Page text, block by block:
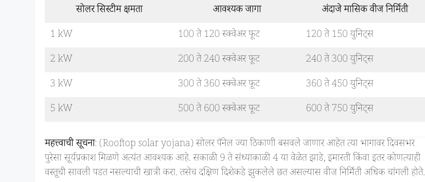
सोलर सिस्टीम क्षमता
आवश्यक जागा
अंदाजे मासिक वीज निर्मिती
1 kW
100 ते 120 स्क्वेअर फूट
120 ते 150 युनिट्स
2 kW
200 ते 240 स्क्वेअर फूट
240 ते 300 युनिट्स
3 kW
300 ते 360 स्क्वेअर फूट
360 ते 450 युनिट्स
5 kW
500 ते 600 स्क्वेअर फूट 600 ते 750 युनिट्स
महत्त्वाची सूचना: (Rooftop solar yojana) सोलर पॅनेल ज्या ठिकाणी बसवले जाणार आहेत त्या भागावर दिवसभर
पुरेसा सूर्यप्रकाश मिळणे अत्यंत आवश्यक आहे. सकाळी 9 ते संध्याकाळी 4 या वेळेत झाडे, इमारती किंवा इतर कोणत्याही
वस्तूची सावली पडत नसल्याची खात्री करा. तसेच दक्षिण दिशेकडे झुकलेले छत असल्यास वीज निर्मिती अधिक चांगली होते.